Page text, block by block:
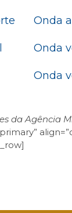
Onda
Onda
Onda
da Agência